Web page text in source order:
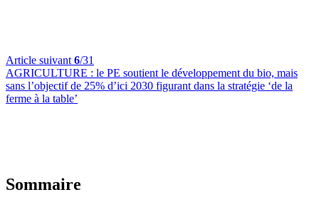
Article suivant 6/31
AGRICULTURE : le PE soutient le développement du bio, mais
sans l’objectif de 25% d’ici 2030 figurant dans la stratégie ‘de la
ferme à la table’
Sommaire